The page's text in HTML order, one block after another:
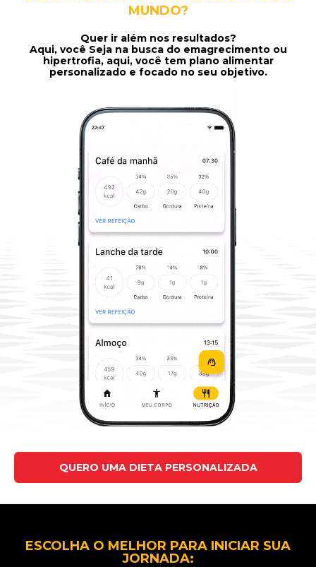
MUNDO?
Quer ir além nos resultados?
Aqui, você Seja na busca do emagrecimento ou
hipertrofia, aqui, você tem plano alimentar
personalizado e focado no seu objetivo.
QUERO UMA DIETA PERSONALIZADA
ESCOLHA O MELHOR PARA INICIAR SUA
JORNADA: